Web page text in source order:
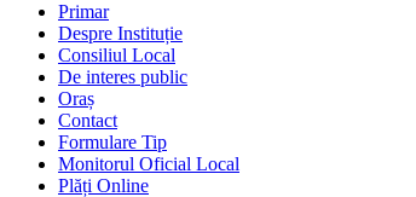
Primar
Despre Instituție
Consiliul Local
De interes public
Oraș
Contact
Formulare Tip
Monitorul Oficial Local
Plăți Online